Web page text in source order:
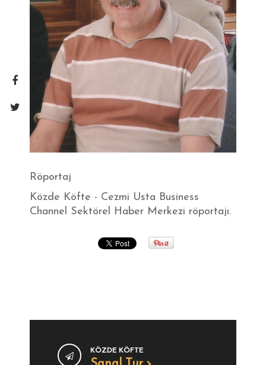
Röportaj
Közde Köfte - Cezmi Usta Business
Channel Sektörel Haber Merkezi röportajı.
KÖZDE KÖFTE